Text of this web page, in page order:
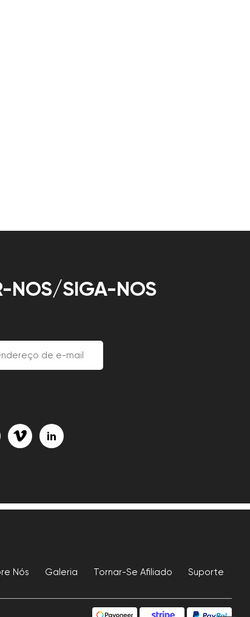
NOS/SIGA-NOS
Nós Galeria Tornar-Se Afiliado Suporte